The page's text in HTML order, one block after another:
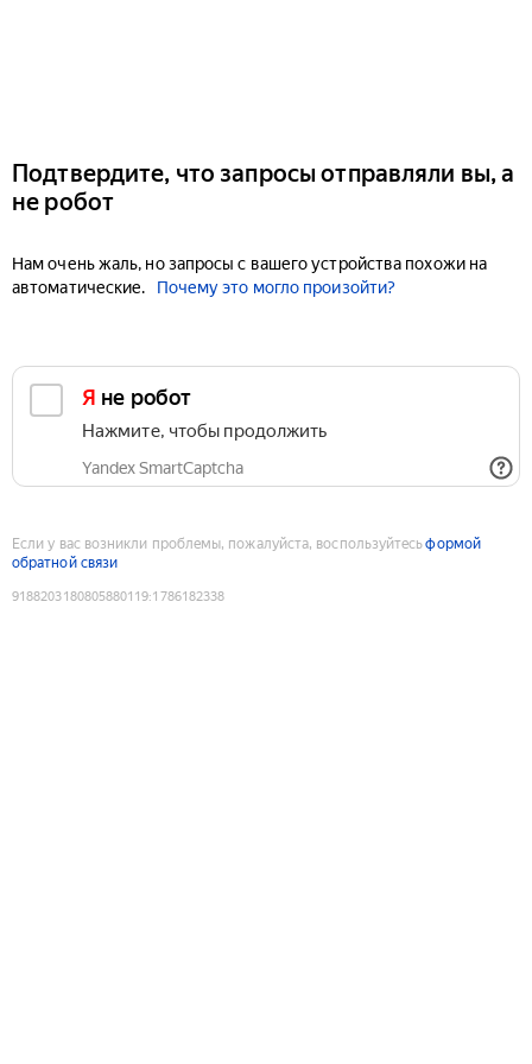
Подтвердите, что запросы отправляли вы, а
не робот
Нам очень жаль, но запросы с вашего устройства похожи на
автоматические.
Почему это могло произойти?
Я не робот
Нажмите, чтобы продолжить
Yandex SmartCaptcha
Если у вас возникли проблемы, пожалуйста, воспользуйтесьформой
обратной связи
9188203180805880119:1786182338